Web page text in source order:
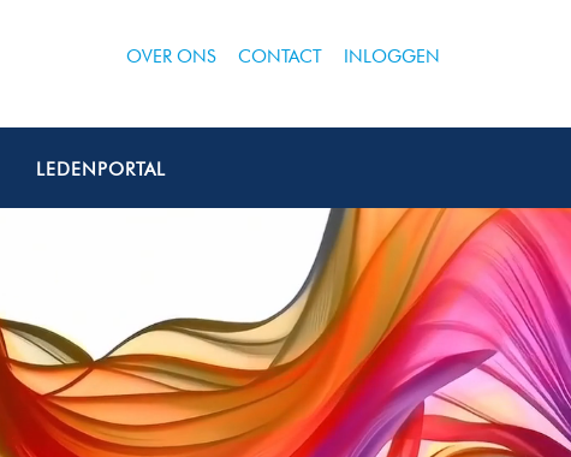
OVER ONS CONTACT INLOGGEN
LEDENPORTAL